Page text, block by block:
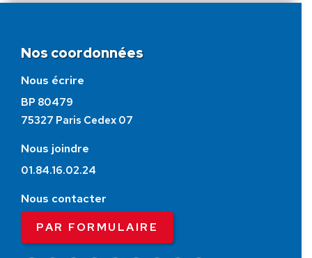
Nos coordonnées
Nous écrire
BP 80479
75327 Paris Cedex 07
Nous joindre
01.84.16.02.24
Nous contacter
PAR FORMULAIRE